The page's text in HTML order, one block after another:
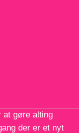
at gøre alting
der er et nyt